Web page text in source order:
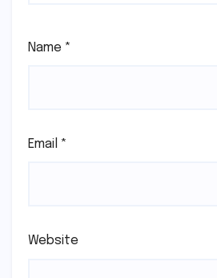
Name *
Email *
Website